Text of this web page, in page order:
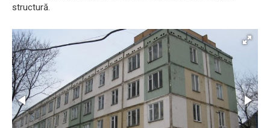
structură.